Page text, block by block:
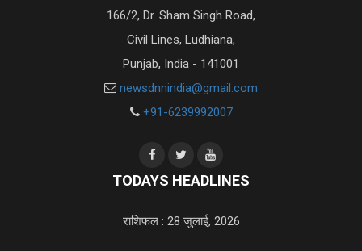
166/2, Dr. Sham Singh Road,
Civil Lines, Ludhiana,
Punjab, India - 141001
newsdnnindia@gmail.com
+91-6239992007
TODAYS HEADLINES
राशिफल : 28 जुलाई, 2026